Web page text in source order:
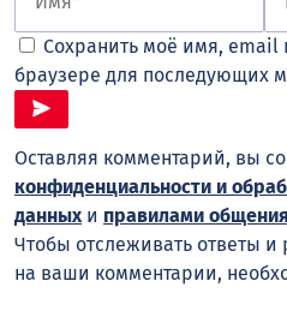
Сохранить моё имя, email
браузере для последующих
Оставляя комментарий, вы
конфиденциальности и
данных и правилами общения
Чтобы отслеживать ответы и
на ваши комментарии,